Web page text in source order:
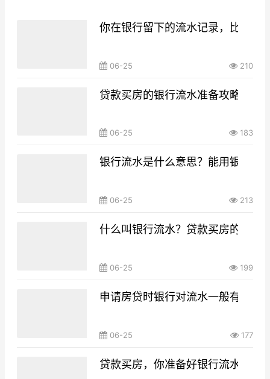
你在银行留下的流水记录，比你想
06-25 210
贷款买房的银行流水准备攻略，你
06-25 183
银行流水是什么意思？能用银行流
06-25 213
什么叫银行流水？贷款买房的银行
06-25 199
申请房贷时银行对流水一般有什么
06-25 177
贷款买房，你准备好银行流水了吗